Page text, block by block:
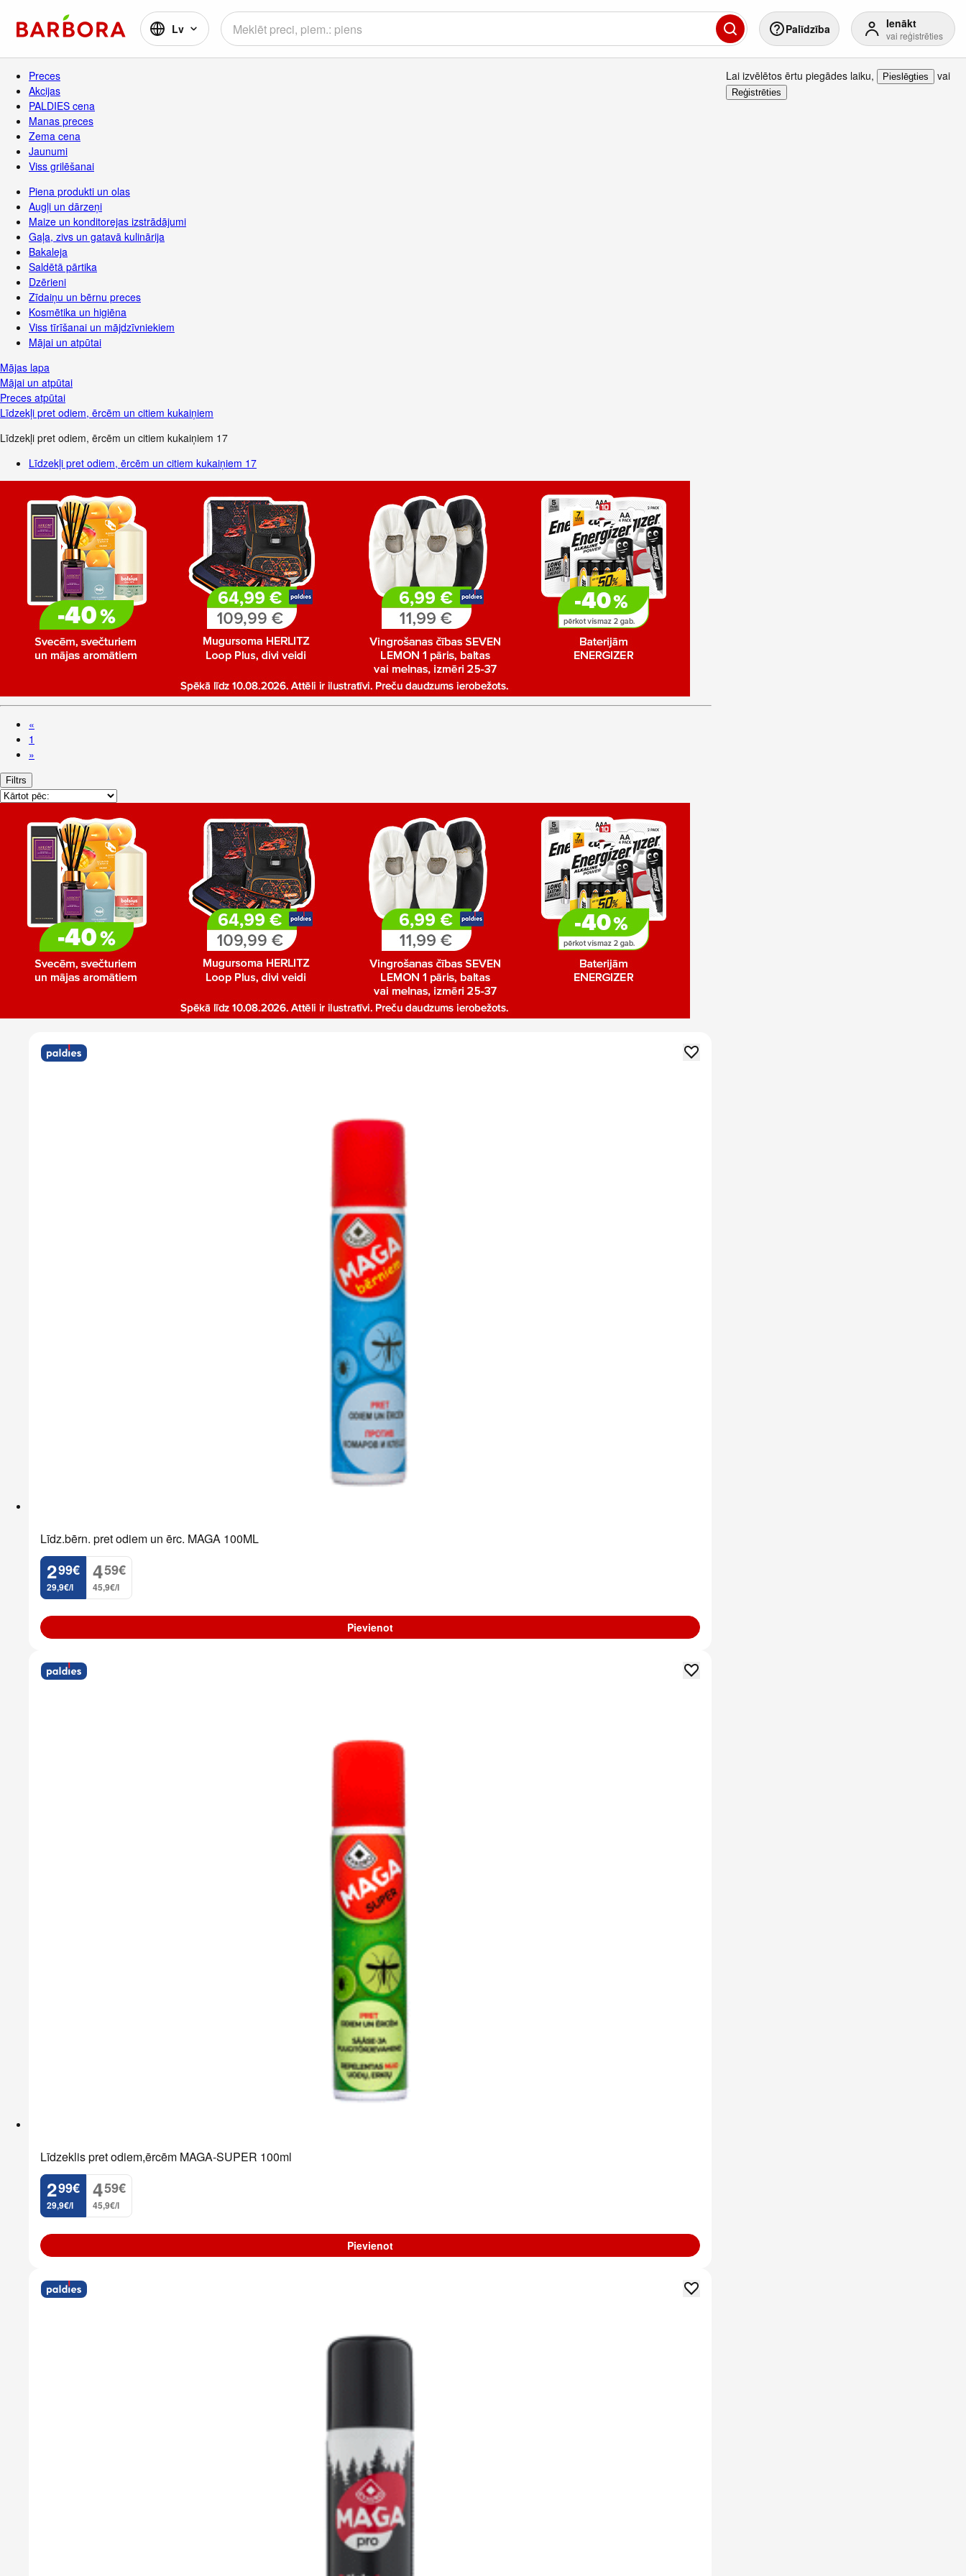
Lv Palīdzība Ienākt
vai reģistrēties
Preces
Akcijas
PALDIES cena
Manas preces
Zema cena
Jaunumi
Viss grilēšanai
Piena produkti un olas
Augļi un dārzeņi
Maize un konditorejas izstrādājumi
Gaļa, zivs un gatavā kulinārija
Bakaleja
Saldētā pārtika
Dzērieni
Zīdaiņu un bērnu preces
Kosmētika un higiēna
Viss tīrīšanai un mājdzīvniekiem
Mājai un atpūtai
Mājas lapa
Mājai un atpūtai
Preces atpūtai
Līdzekļi pret odiem, ērcēm un citiem kukaiņiem
Lai izvēlētos ērtu piegādes laiku, Pieslēgties vai
Reģistrēties
Līdzekļi pret odiem, ērcēm un citiem kukaiņiem 17
Līdzekļi pret odiem, ērcēm un citiem kukaiņiem 17
«
1
»
Filtrs
Līdz.bērn. pret odiem un ērc. MAGA 100ML
2
. 99€
29,9€/l
4
. 59€
45,9€/l
Pievienot
Līdzeklis pret odiem,ērcēm MAGA-SUPER 100ml
2
. 99€
29,9€/l
4
. 59€
45,9€/l
Pievienot